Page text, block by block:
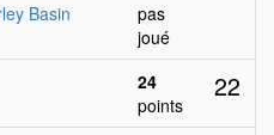
Basin
pas
joué
24
points
22